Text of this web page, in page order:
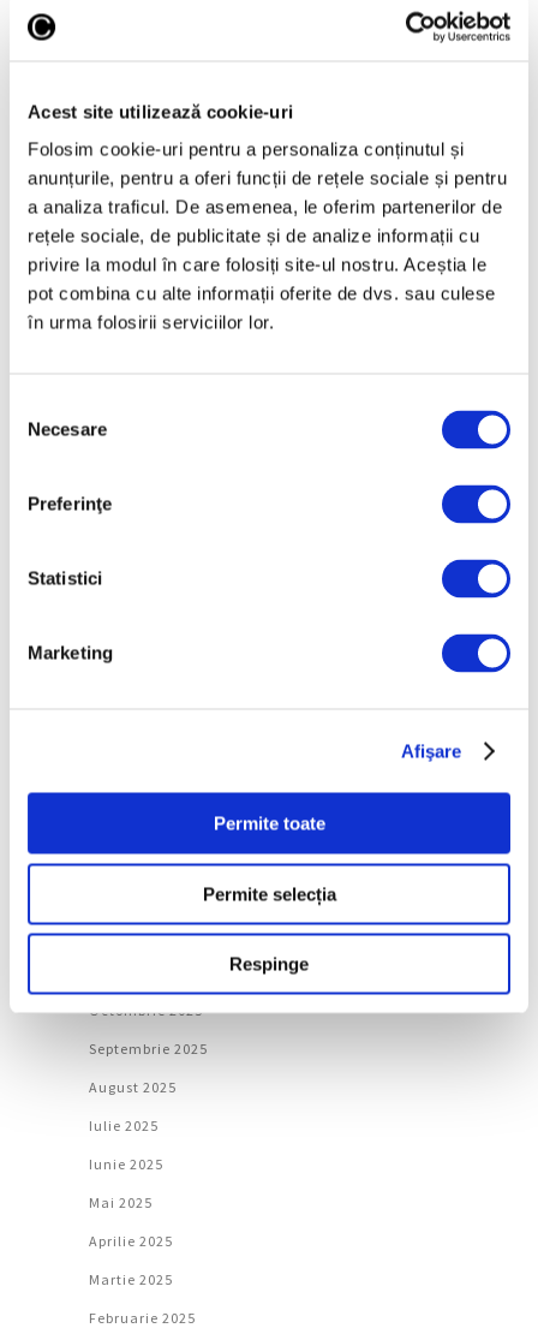
Acest site utilizează cookie-uri
Folosim cookie-uri pentru a personaliza conținutul și
anunțurile, pentru a oferi funcții de rețele sociale și pentru
a analiza traficul. De asemenea, le oferim partenerilor de
rețele sociale, de publicitate și de analize informații cu
privire la modul în care folosiți site-ul nostru. Aceștia le
pot combina cu alte informații oferite de dvs. sau culese
în urma folosirii serviciilor lor.
consimțământului
Necesare
Preferinţe
Statistici
Marketing
Afişare
Permite toate
Permite selecția
Respinge
„Disclosures”, expoziție
la Muzeul Național al
6 August 2026
Categorii
Artǎ
Arhivă
Iulie 2026
Februarie 2026
Decembrie 2025
Octombrie 2025
Septembrie 2025
August 2025
Iulie 2025
Iunie 2025
Mai 2025
Aprilie 2025
Martie 2025
Februarie 2025